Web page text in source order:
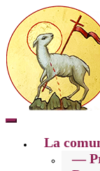
Toggle
mobileLa
—